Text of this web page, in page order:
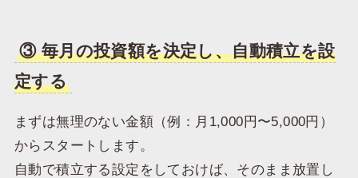
③ 毎月の投資額を決定し、自動積立を設
定する
まずは無理のない金額（例：月1,000円〜5,000円）
からスタートします。
自動で積立する設定をしておけば、そのまま放置し